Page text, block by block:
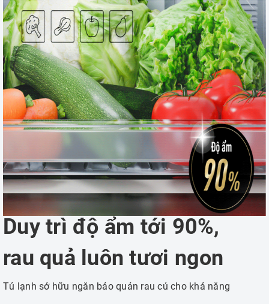
Duy trì độ ẩm tới 90%,
rau quả luôn tươi ngon
Tủ lạnh sở hữu ngăn bảo quản rau củ cho khả năng